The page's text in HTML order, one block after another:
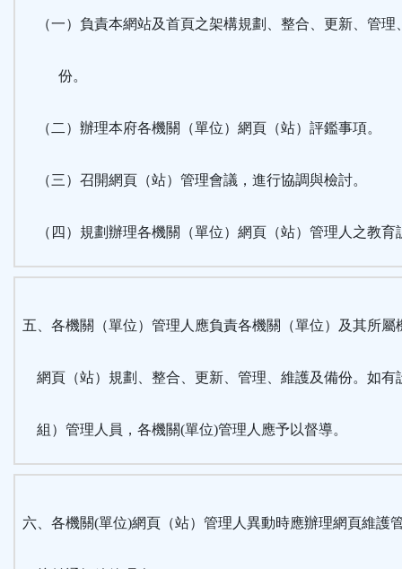
（一）負責本網站及首頁之架構規劃、整合、更新、管理
份。
（二）辦理本府各機關（單位）網頁（站）評鑑事項。
（三）召開網頁（站）管理會議，進行協調與檢討。
（四）規劃辦理各機關（單位）網頁（站）管理人之教育
五、各機關（單位）管理人應負責各機關（單位）及其所屬
網頁（站）規劃、整合、更新、管理、維護及備份。如有
組）管理人員，各機關(單位)管理人應予以督導。
六、各機關(單位)網頁（站）管理人異動時應辦理網頁維護